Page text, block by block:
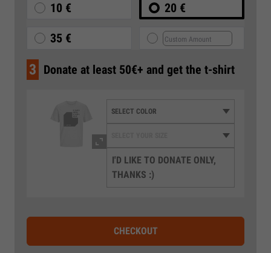
10 € 20 €
35 €
3 Donate at least 50€+ and get the t-shirt
I'D LIKE TO DONATE ONLY,
THANKS :)
CHECKOUT